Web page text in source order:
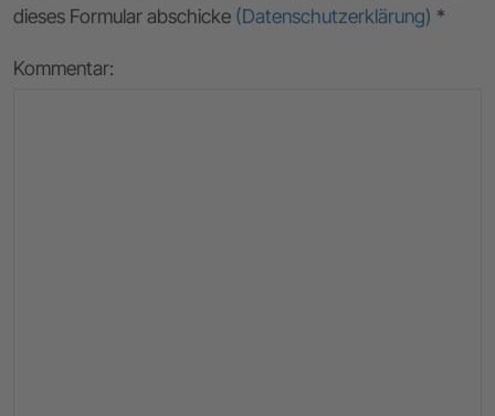
dieses Formular abschicke (Datenschutzerklärung) *
Kommentar: